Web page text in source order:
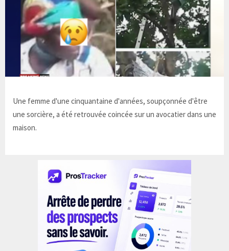
Une femme d'une cinquantaine d'années, soupçonnée d'être
une sorcière, a été retrouvée coincée sur un avocatier dans une
maison.